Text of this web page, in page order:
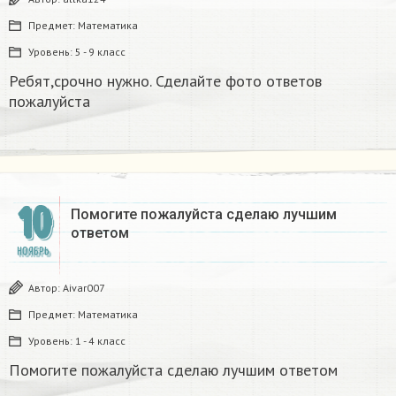
Предмет: Математика
Уровень: 5 - 9 класс
Ребят,срочно нужно. Сделайте фото ответов
пожалуйста​
10
НОЯБРЬ
Помогите пожалуйста сделаю лучшим
ответом
Автор: Aivar007
Предмет: Математика
Уровень: 1 - 4 класс
Помогите пожалуйста сделаю лучшим ответом